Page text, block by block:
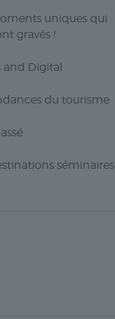
uniques qui
gravés !
and Digital
du tourisme
séminaires